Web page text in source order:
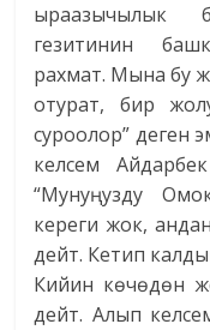
ыраазычылык
гезитинин
рахмат. Мына бу
отурат, бир
суроолор” деген
келсем
“Мунуңузду
кереги жок,
дейт. Кетип
Кийин көчөдөн
дейт. Алып